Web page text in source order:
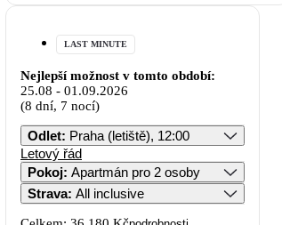
LAST MINUTE
Nejlepší možnost v tomto období:
25.08 - 01.09.2026
(8 dní, 7 nocí)
Odlet: Praha (letiště), 12:00
Letový řád
Pokoj: Apartmán pro 2 osoby
Strava: All inclusive